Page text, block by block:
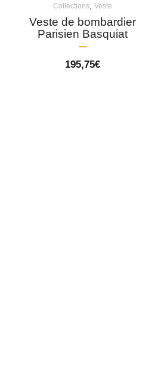
Collections,Veste
Veste de bombardier
Parisien Basquiat
195,75€